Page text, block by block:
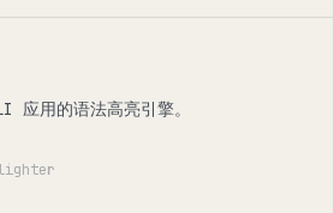
用的语法高亮引擎。